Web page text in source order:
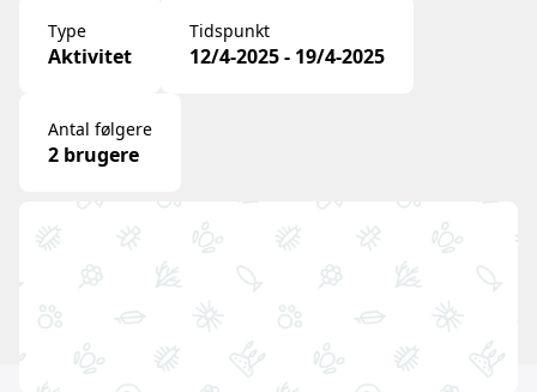
Type
Aktivitet
Tidspunkt
12/4-2025 - 19/4-2025
Antal følgere
2 brugere